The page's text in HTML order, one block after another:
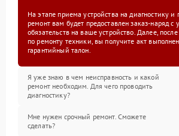
На этапе приема устройства на диагностику
ремонт вам будет предоставлен заказ-наряд с
обязательств на ваше устройство. Далее,
по ремонту техники, вы получите акт
гарантийный талон.
Я уже знаю в чем неисправность и какой
ремонт необходим. Для чего проводить
диагностику?
Мне нужен срочный ремонт. Сможете
сделать?